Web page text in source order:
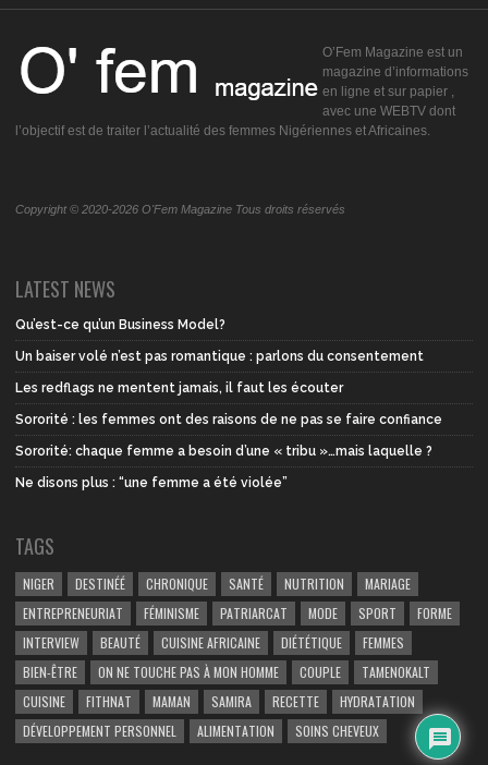
O’Fem Magazine est un
magazine d’informations
en ligne et sur papier ,
avec une WEBTV dont
l’objectif est de traiter l’actualité des femmes Nigériennes et Africaines.
Copyright © 2020-2026 O'Fem Magazine Tous droits réservés
LATEST NEWS
Qu’est-ce qu’un Business Model?
Un baiser volé n’est pas romantique : parlons du consentement
Les redflags ne mentent jamais, il faut les écouter
Sororité : les femmes ont des raisons de ne pas se faire confiance
Sororité: chaque femme a besoin d’une « tribu »…mais laquelle ?
Ne disons plus : “une femme a été violée”
TAGS
NIGER DESTINÉÉ CHRONIQUE SANTÉ NUTRITION
MARIAGE
ENTREPRENEURIAT
FÉMINISME PATRIARCAT MODE SPORT
FORME
INTERVIEW
BEAUTÉ CUISINE AFRICAINE DIÉTÉTIQUE
FEMMES
BIEN-ÊTRE
ON NE TOUCHE PAS À MON HOMME COUPLE
TAMENOKALT
CUISINE
FITHNAT MAMAN SAMIRA RECETTE
HYDRATATION
DÉVELOPPEMENT PERSONNEL
ALIMENTATION SOINS CHEVEUX